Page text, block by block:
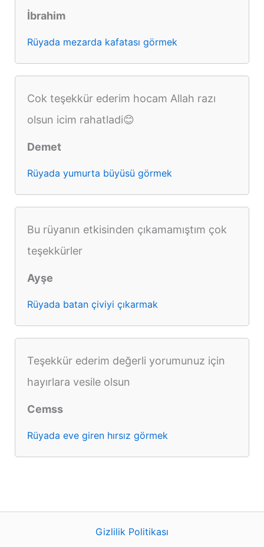
İbrahim
Rüyada mezarda kafatası görmek
Cok teşekkür ederim hocam Allah razı
olsun icim rahatladi😊
Demet
Rüyada yumurta büyüsü görmek
Bu rüyanın etkisinden çıkamamıştım çok
teşekkürler
Ayşe
Rüyada batan çiviyi çıkarmak
Teşekkür ederim değerli yorumunuz için
hayırlara vesile olsun
Cemss
Rüyada eve giren hırsız görmek
Gizlilik Politikası